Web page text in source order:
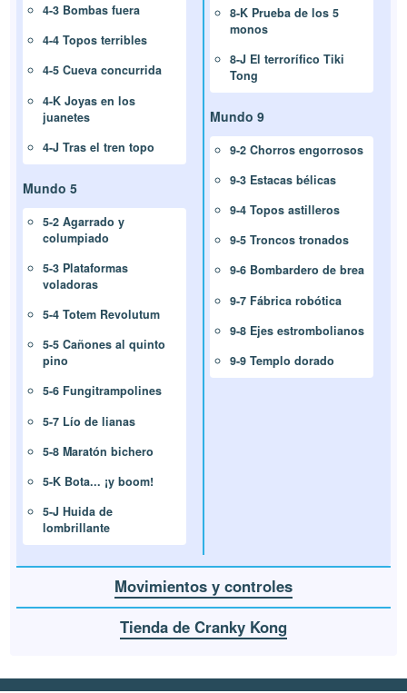
4-3 Bombas fuera
4-4 Topos terribles
4-5 Cueva concurrida
4-K Joyas en los
juanetes
4-J Tras el tren topo
Mundo 5
5-2 Agarrado y
columpiado
5-3 Plataformas
voladoras
5-4 Totem Revolutum
5-5 Cañones al quinto
pino
5-6 Fungitrampolines
5-7 Lío de lianas
5-8 Maratón bichero
5-K Bota... ¡y boom!
5-J Huida de
lombrillante
8-K Prueba de los 5
monos
8-J El terrorífico Tiki
Tong
Mundo 9
9-2 Chorros engorrosos
9-3 Estacas bélicas
9-4 Topos astilleros
9-5 Troncos tronados
9-6 Bombardero de brea
9-7 Fábrica robótica
9-8 Ejes estrombolianos
9-9 Templo dorado
Movimientos y controles
Tienda de Cranky Kong